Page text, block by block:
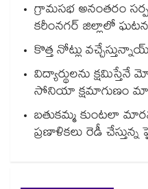
గ్రామసభ అనంతరం
కరీంనగర్ జిల్లాలో ఘటన
కొత్త నోట్లు
విద్యార్థులను
సోనియా క్షమాగుణం
బతుకమ్మ కుంటలా
ప్రణాళికలు రెడీ చేస్తున్న